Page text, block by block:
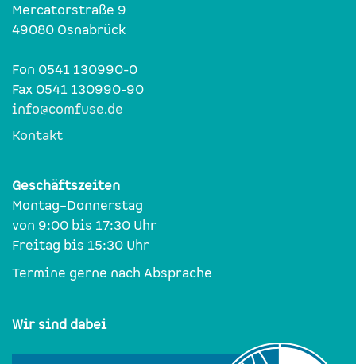
Wir sind dabei
Geschäftszeiten
Montag–Donnerstag
von 9:00 bis 17:30 Uhr
Freitag bis 15:30 Uhr
Termine gerne nach Absprache
Mercatorstraße 9
49080 Osnabrück
Fon 0541 130990-0
Fax 0541 130990-90
info@comfuse.de
Kontakt